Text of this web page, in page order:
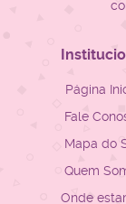
Página
Fale
Mapa do
Quem
Onde